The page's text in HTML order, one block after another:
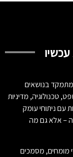
בנושאים
טכנולוגיה, מדיניות
עם ניתוחי עומק
– אלא גם מה
מומחים, מסמכים